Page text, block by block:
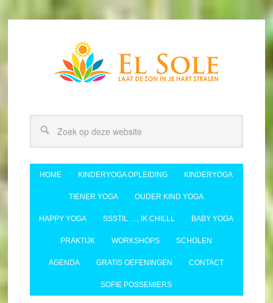
HOME KINDERYOGA OPLEIDING KINDERYOGA
TIENER YOGA OUDER KIND YOGA
HAPPY YOGA SSSTIL …, IK CHILLL BABY YOGA
PRAKTIJK WORKSHOPS SCHOLEN
AGENDA GRATIS OEFENINGEN CONTACT
SOFIE POSSEMIERS